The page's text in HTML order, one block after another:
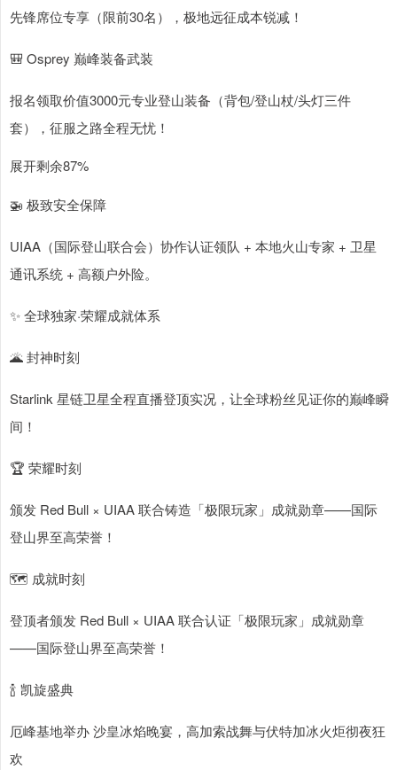
先锋席位专享（限前30名），极地远征成本锐减！
🎒 Osprey 巅峰装备武装
报名领取价值3000元专业登山装备（背包/登山杖/头灯三件
套），征服之路全程无忧！
展开剩余87%
🚁 极致安全保障
UIAA（国际登山联合会）协作认证领队 + 本地火山专家 + 卫星
通讯系统 + 高额户外险。
✨ 全球独家·荣耀成就体系
🌋 封神时刻
Starlink 星链卫星全程直播登顶实况，让全球粉丝见证你的巅峰瞬
间！
🏆 荣耀时刻
颁发 Red Bull × UIAA 联合铸造「极限玩家」成就勋章——国际
登山界至高荣誉！
🗺 成就时刻
登顶者颁发 Red Bull × UIAA 联合认证「极限玩家」成就勋章
——国际登山界至高荣誉！
🍾 凯旋盛典
厄峰基地举办 沙皇冰焰晚宴，高加索战舞与伏特加冰火炬彻夜狂
欢